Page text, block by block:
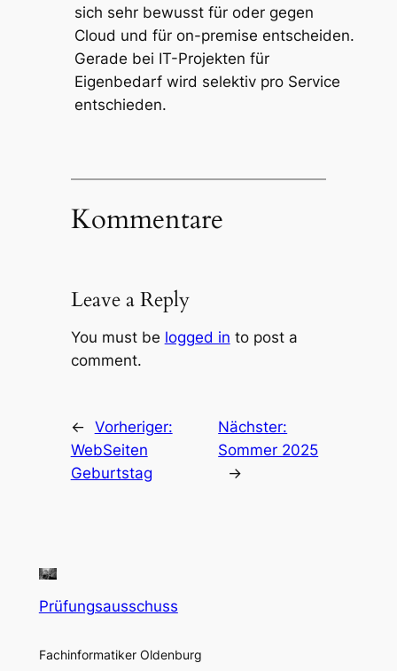
sich sehr bewusst für oder gegen
Cloud und für on-premise entscheiden.
Gerade bei IT-Projekten für
Eigenbedarf wird selektiv pro Service
entschieden.
Kommentare
Leave a Reply
You must be logged in to post a
comment.
← Vorheriger:
WebSeiten
Geburtstag
Nächster:
Sommer 2025
→
Prüfungsausschuss
Fachinformatiker Oldenburg